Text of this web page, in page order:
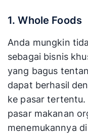
1. Whole Foods
Anda mungkin
sebagai bisnis
yang bagus
dapat berhasil
ke pasar tertentu.
pasar makanan
menemukannya